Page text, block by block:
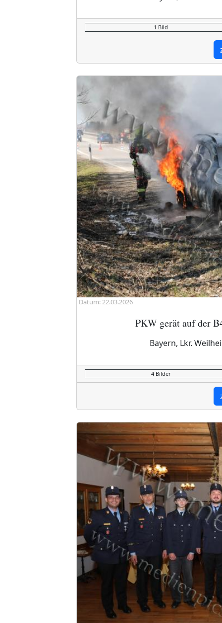
1 Bild
Datum: 22.03.2026
PKW gerät auf der
Bayern, Lkr.
4 Bilder